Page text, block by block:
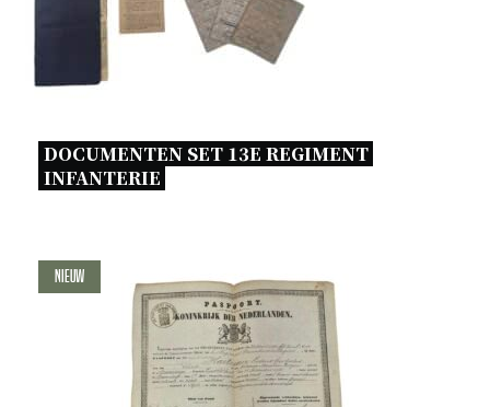
DOCUMENTEN SET 13E REGIMENT
INFANTERIE
Nieuw